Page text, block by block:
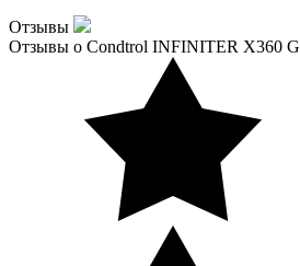
Отзывы
Отзывы о Condtrol INFINITER X360 G